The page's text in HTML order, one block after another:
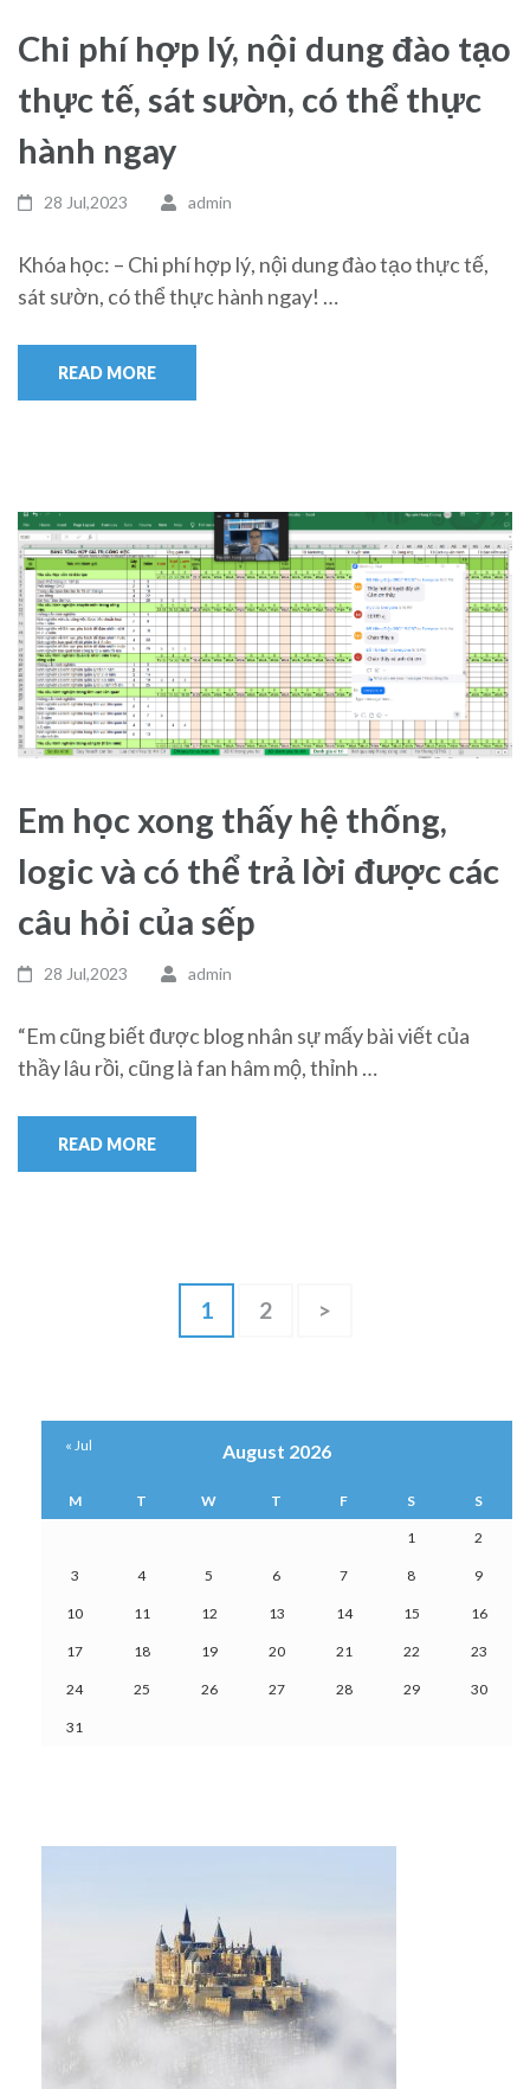
Chi phí hợp lý, nội dung đào tạo
thực tế, sát sườn, có thể thực
hành ngay
28 Jul,2023 admin
Khóa học: – Chi phí hợp lý, nội dung đào tạo thực tế,
sát sườn, có thể thực hành ngay! …
READ MORE
Em học xong thấy hệ thống,
logic và có thể trả lời được các
câu hỏi của sếp
28 Jul,2023 admin
“Em cũng biết được blog nhân sự mấy bài viết của
thầy lâu rồi, cũng là fan hâm mộ, thỉnh …
READ MORE
Page
1 Page
2 >
August 2026
M T W T F S S
1 2
3 4 5 6 7 8 9
10 11 12 13 14 15 16
17 18 19 20 21 22 23
24 25 26 27 28 29 30
31
« Jul